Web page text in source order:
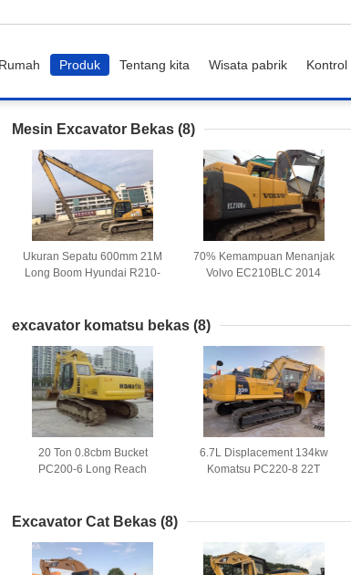
Rumah Produk Tentang kita Wisata pabrik Kontrol
Mesin Excavator Bekas (8)
Ukuran Sepatu 600mm 21M
Long Boom Hyundai R210-
70% Kemampuan Menanjak
Volvo EC210BLC 2014
excavator komatsu bekas (8)
20 Ton 0.8cbm Bucket
PC200-6 Long Reach
6.7L Displacement 134kw
Komatsu PC220-8 22T
Excavator Cat Bekas (8)